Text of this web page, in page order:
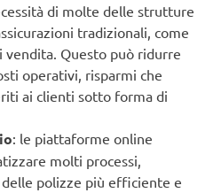
di molte delle strutture
tradizionali, come
Questo può ridurre
operativi, risparmi che
ai clienti sotto forma di
: le piattaforme online
molti processi,
delle polizze più efficiente e